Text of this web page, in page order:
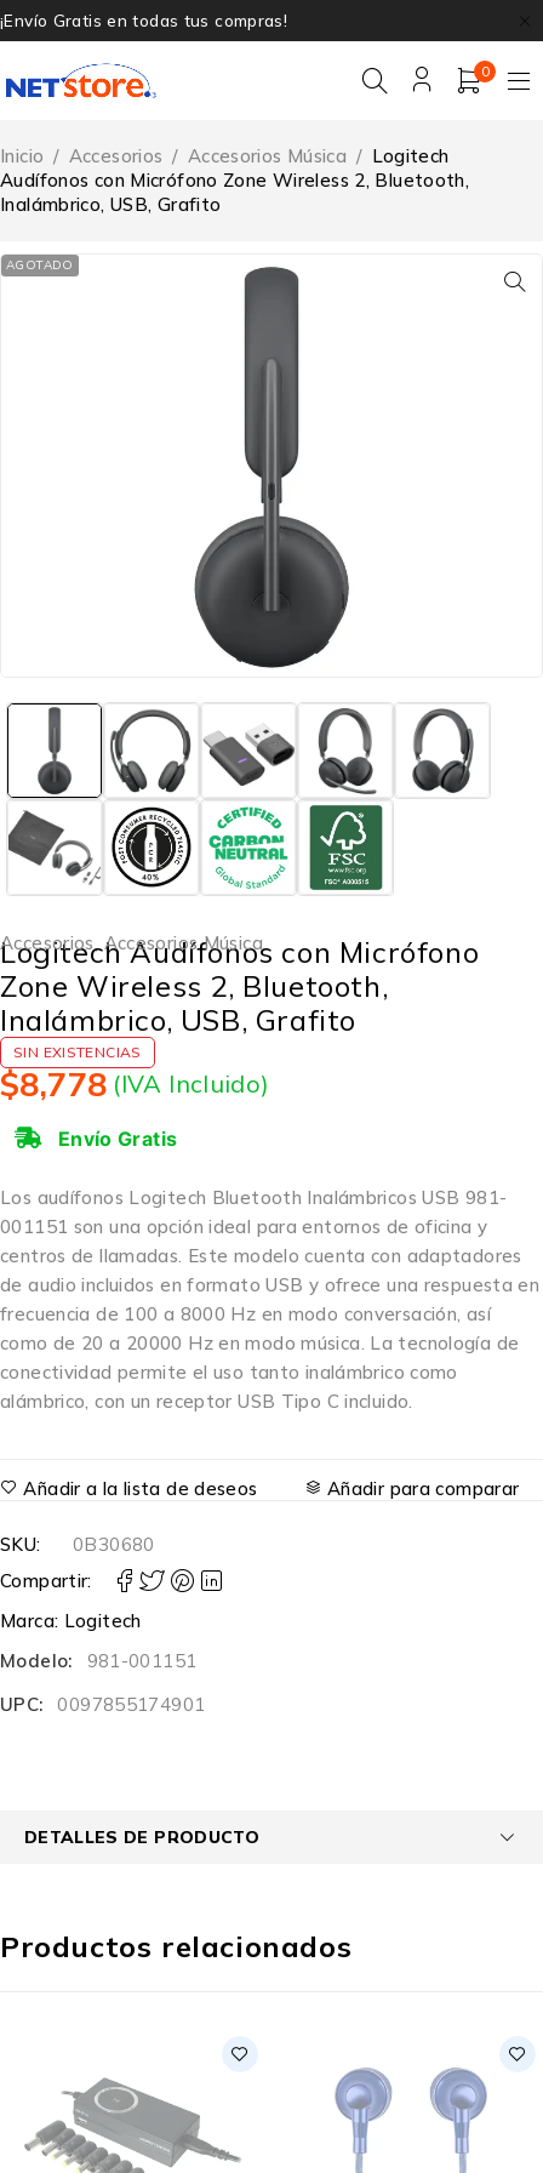
¡Envío Gratis en todas tus compras!
0
Inicio / Accesorios / Accesorios Música / Logitech
Audífonos con Micrófono Zone Wireless 2, Bluetooth,
Inalámbrico, USB, Grafito
AGOTADO
Accesorios,Accesorios Música
Logitech Audífonos con Micrófono
Zone Wireless 2, Bluetooth,
Inalámbrico, USB, Grafito
SIN EXISTENCIAS
$8,778 (IVA Incluido)
Envío Gratis
Los audífonos Logitech Bluetooth Inalámbricos USB 981-
001151 son una opción ideal para entornos de oficina y
centros de llamadas. Este modelo cuenta con adaptadores
de audio incluidos en formato USB y ofrece una respuesta en
frecuencia de 100 a 8000 Hz en modo conversación, así
como de 20 a 20000 Hz en modo música. La tecnología de
conectividad permite el uso tanto inalámbrico como
alámbrico, con un receptor USB Tipo C incluido.
Añadir a la lista de deseos Añadir para comparar
SKU:
0B30680
Compartir:
Marca: Logitech
Modelo:
981-001151
UPC:
0097855174901
DETALLES DE PRODUCTO
Productos relacionados